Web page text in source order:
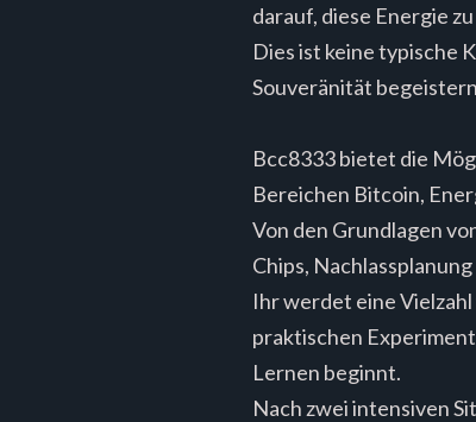
darauf, diese Energie
Dies ist keine typische
Souveränität
Bcc8333 bietet die
Bereichen Bitcoin,
Von den Grundlagen
Chips,
Ihr werdet eine
praktischen
Lernen beginnt.
Nach zwei intensiven